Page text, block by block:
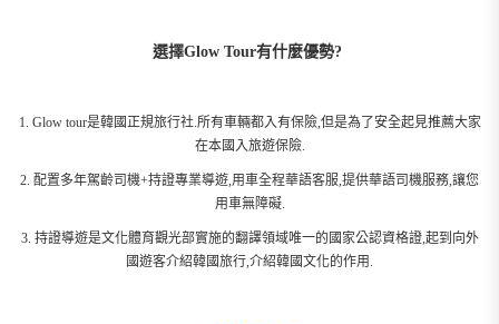
選擇Glow Tour有什麼優勢?
1. Glow tour是韓國正規旅行社.所有車輛都入有保險,但是為了安全起見推薦大家
在本國入旅遊保險.
2. 配置多年駕齡司機+持證專業導遊,用車全程華語客服,提供華語司機服務,讓您
用車無障礙.
3. 持證導遊是文化體育觀光部實施的翻譯領域唯一的國家公認資格證,起到向外
國遊客介紹韓國旅行,介紹韓國文化的作用.